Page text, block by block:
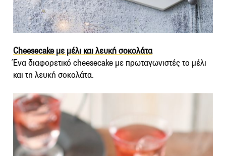
Cheesecake με μέλι και λευκή σοκολάτα
Ένα διαφορετικό cheesecake με πρωταγωνιστές το μέλι
και τη λευκή σοκολάτα.